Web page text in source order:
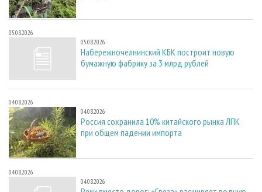
05.08.2026
05.08.2026
Набережночелнинский КБК построит новую
бумажную фабрику за 3 млрд рублей
04.08.2026
04.08.2026
Россия сохранила 10% китайского рынка ЛПК
при общем падении импорта
04.08.2026
04.08.2026